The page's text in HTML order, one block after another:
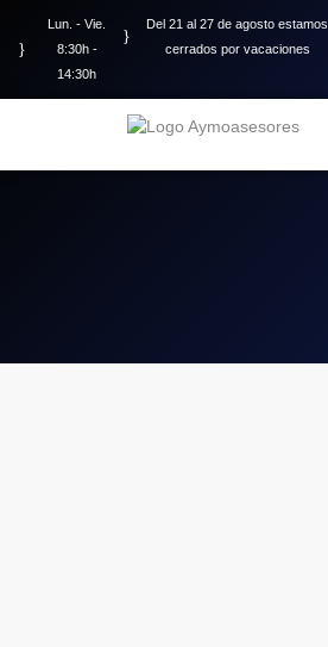
Lun. - Vie.
8:30h -
14:30h
Del 21 al 27 de agosto estamos
cerrados por vacaciones